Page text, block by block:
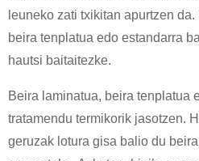
leuneko zati txikitan apurtzen
beira tenplatua edo estandarra
hautsi baitaitezke.
Beira laminatua, beira tenplatua
tratamendu termikorik jasotzen.
geruzak lotura gisa balio du